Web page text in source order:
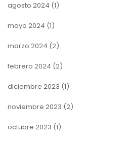
agosto 2024 (1)
mayo 2024 (1)
marzo 2024 (2)
febrero 2024 (2)
diciembre 2023 (1)
noviembre 2023 (2)
octubre 2023 (1)